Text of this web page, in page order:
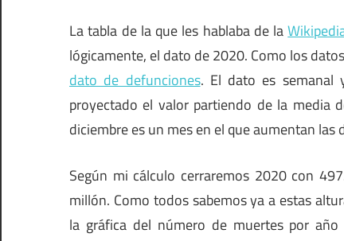
La tabla de la que les hablaba de la
lógicamente, el dato de 2020. Como los
dato de defunciones. El dato es semanal
proyectado el valor partiendo de la media
diciembre es un mes en el que aumentan las
Según mi cálculo cerraremos 2020 con
millón. Como todos sabemos ya a estas
la gráfica del número de muertes por